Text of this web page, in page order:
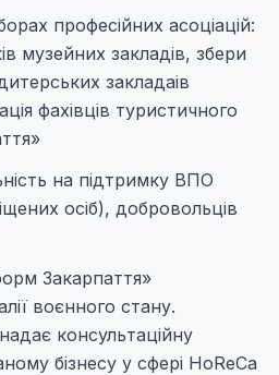
професійних асоціацій:
музейних закладів, збери
закладаів
фахівців туристичного
на підтримку ВПО
осіб), добровольців
Закарпаття»
воєнного стану.
консультаційну
бізнесу у сфері HoReCa